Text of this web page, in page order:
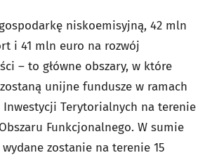
niskoemisyjną, 42 mln
i 41 mln euro na rozwój
– to główne obszary, w które
unijne fundusze w ramach
Inwestycji Terytorialnych na terenie
Funkcjonalnego. W sumie
zostanie na terenie 15